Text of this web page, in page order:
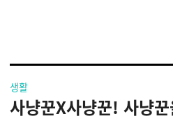
생활
사냥꾼X사냥꾼! 사냥